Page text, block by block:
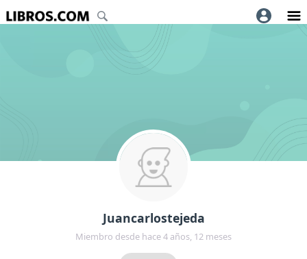
Juancarlostejeda
Miembro desde hace 4 años, 12 meses